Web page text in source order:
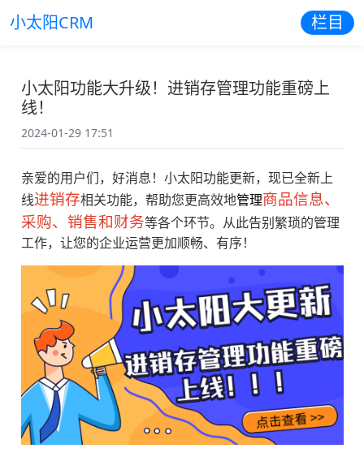
小太阳CRM 栏目
小太阳功能大升级！进销存管理功能重磅上
线！
2024-01-29 17:51
亲爱的用户们，好消息！小太阳功能更新，现已全新上
线进销存相关功能，帮助您更高效地管理商品信息、
采购、销售和财务等各个环节。从此告别繁琐的管理
工作，让您的企业运营更加顺畅、有序！